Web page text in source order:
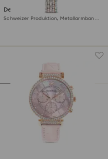
Dextera octagon Uhr
Schweizer Produktion, Metallarmband,